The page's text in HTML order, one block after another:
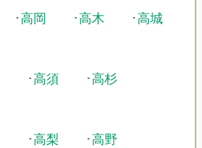
･高岡 ･高木 ･高城
･高須 ･高杉
･高梨 ･高野